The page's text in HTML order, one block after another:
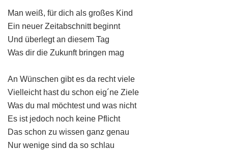
Man weiß, für dich als großes Kind
Ein neuer Zeitabschnitt beginnt
Und überlegt an diesem Tag
Was dir die Zukunft bringen mag
An Wünschen gibt es da recht viele
Vielleicht hast du schon eig´ne Ziele
Was du mal möchtest und was nicht
Es ist jedoch noch keine Pflicht
Das schon zu wissen ganz genau
Nur wenige sind da so schlau